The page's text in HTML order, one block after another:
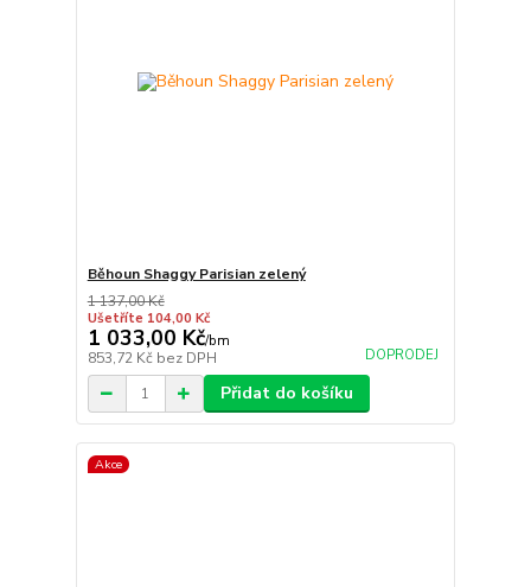
Běhoun Shaggy Parisian zelený
1 137,00 Kč
Ušetříte 104,00 Kč
1 033,00 Kč/bm
853,72 Kč bez DPH DOPRODEJ
Přidat do košíku
Akce